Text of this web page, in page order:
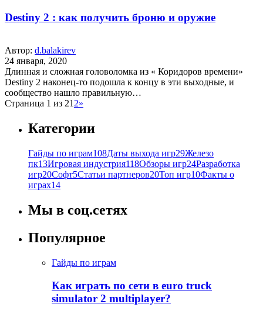
Destiny 2 : как получить броню и оружие
Автор: d.balakirev
24 января, 2020
Длинная и сложная головоломка из « Коридоров времени»
Destiny 2 наконец-то подошла к концу в эти выходные, и
сообщество нашло правильную…
Страница 1 из 21 2»
Категории
Гайды по играм108Даты выхода игр29Железо
пк13Игровая индустрия118Обзоры игр24Разработка
игр20Софт5Статьи партнеров20Топ игр10Факты о
играх14
Мы в соц.сетях
Популярное
Гайды по играм
Как играть по сети в euro truck
simulator 2 multiplayer?